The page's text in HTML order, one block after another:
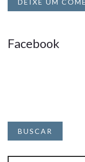
Facebook
BUSCAR